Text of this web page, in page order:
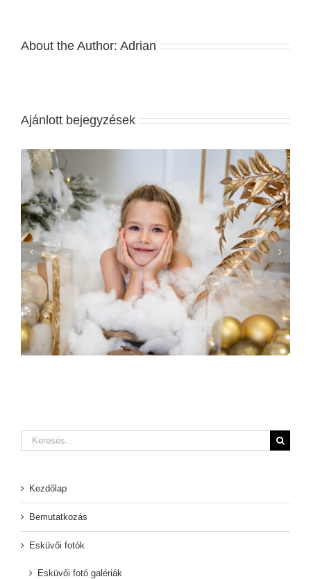
About the Author: Adrian
Ajánlott bejegyzések
A Legjobb Esküvői Meghívók 2020-ban
Keresés...
Kezdőlap
Bemutatkozás
Esküvői fotók
Esküvői fotó galériák